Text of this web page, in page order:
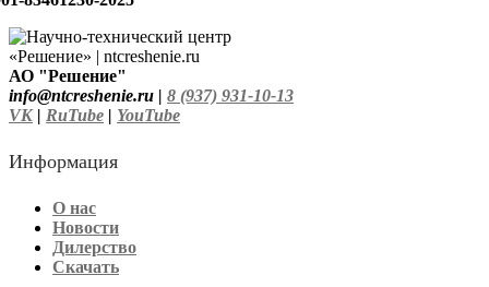
АО "Решение"
info@ntcreshenie.ru | 8 (937) 931-10-13
VK| RuTube | YouTube
Информация
О нас
Новости
Дилерство
Скачать